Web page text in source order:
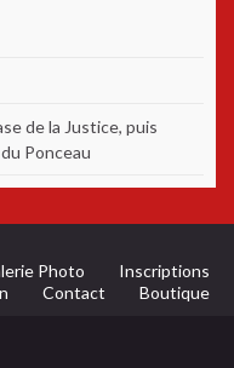
de la Justice, puis
Ponceau
Photo
Inscriptions
Contact Boutique